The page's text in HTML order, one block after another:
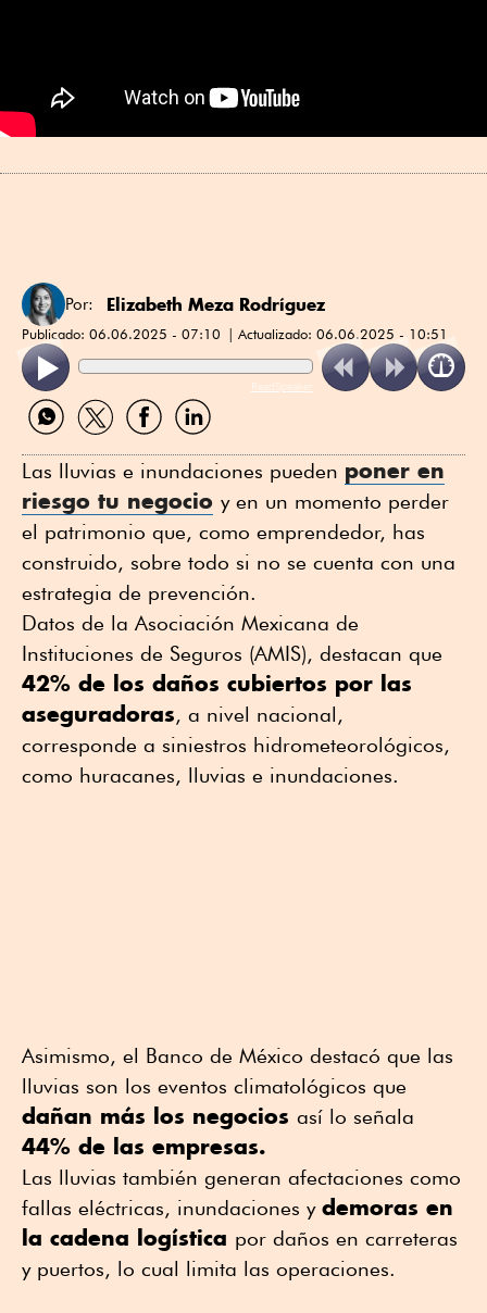
Por: Elizabeth Meza Rodríguez
Publicado: 06.06.2025 - 07:10 Actualizado: 06.06.2025 - 10:51
ReadSpeaker
Compartir
por
Compartir
por
Compartir
por
Compartir
por
Las lluvias e inundaciones pueden poner en
riesgo tu negocio y en un momento perder
el patrimonio que, como emprendedor, has
construido, sobre todo si no se cuenta con una
estrategia de prevención.
Datos de la Asociación Mexicana de
Instituciones de Seguros (AMIS), destacan que
42% de los daños cubiertos por las
aseguradoras, a nivel nacional,
corresponde a siniestros hidrometeorológicos,
como huracanes, lluvias e inundaciones.
Asimismo, el Banco de México destacó que las
lluvias son los eventos climatológicos que
dañan más los negocios así lo señala
44% de las empresas.
Las lluvias también generan afectaciones como
fallas eléctricas, inundaciones y demoras en
la cadena logística por daños en carreteras
y puertos, lo cual limita las operaciones.